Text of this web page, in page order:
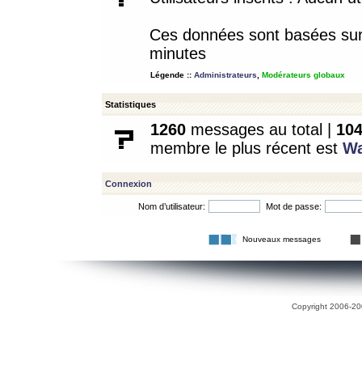
Ces données sont basées
minutes
Légende :: Administrateurs Modérateurs globaux
Statistiques
1260 messages au total | 104
membre le plus récent est
Connexion
Nom d’utilisateur: Mot de passe:
Nouveaux messages
Copyright 2006-